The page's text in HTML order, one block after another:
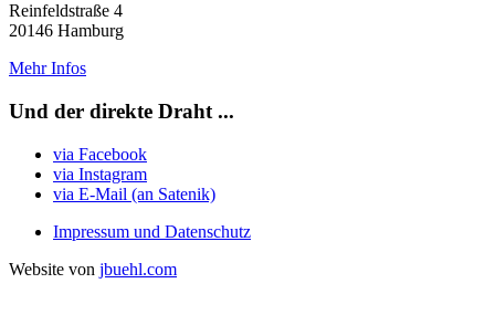
Reinfeldstraße 4
20146 Hamburg
Mehr Infos
Und der direkte Draht ...
via Facebook
via Instagram
via E-Mail (an Satenik)
Impressum und Datenschutz
Website von jbuehl.com